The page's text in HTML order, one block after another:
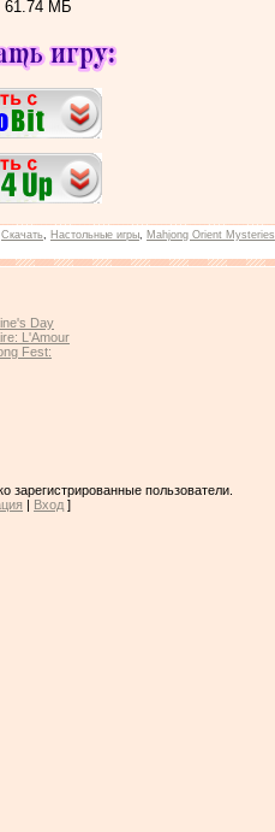
61.74 МБ
Скачать Настольные игры Mahjong Orient Mysteries
Day
L'Amour
Fest:
зарегистрированные пользователи.
| Вход ]